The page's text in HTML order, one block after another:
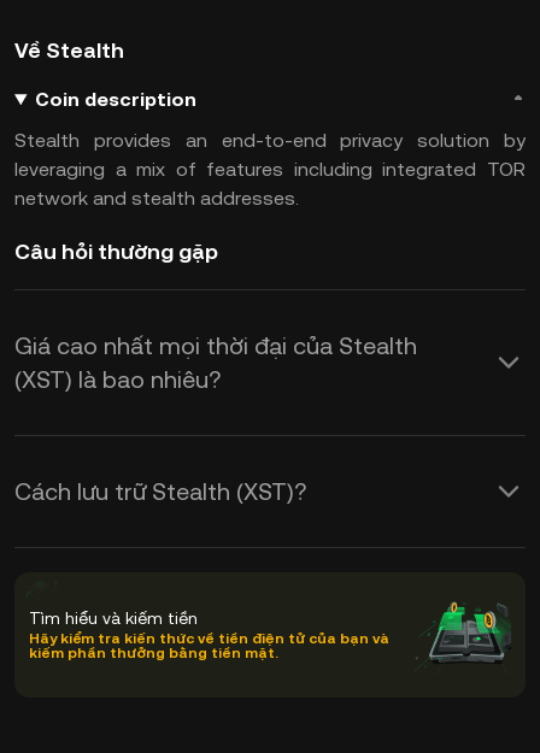
Về Stealth
Coin description
Stealth provides an end-to-end privacy solution by
leveraging a mix of features including integrated TOR
network and stealth addresses.
Câu hỏi thường gặp
Giá cao nhất mọi thời đại của Stealth
(XST) là bao nhiêu?
Cách lưu trữ Stealth (XST)?
Tìm hiểu và kiếm tiền
Hãy kiểm tra kiến thức về tiền điện tử của bạn và
kiếm phần thưởng bằng tiền mặt.